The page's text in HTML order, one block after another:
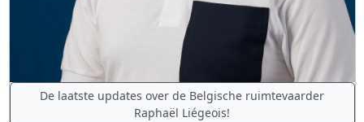
De laatste updates over de Belgische ruimtevaarder
Raphaël Liégeois!